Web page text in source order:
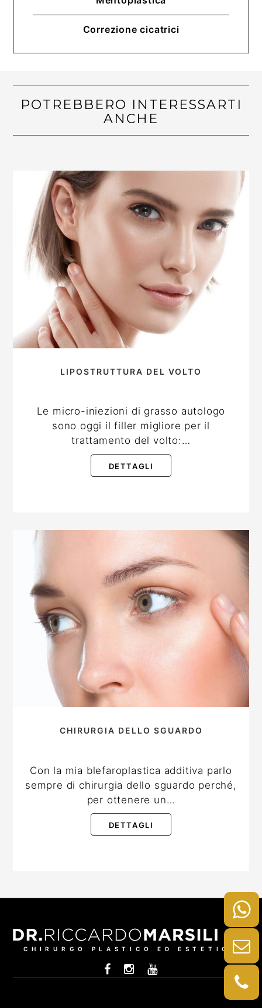
Correzione cicatrici
POTREBBERO INTERESSARTI
ANCHE
LIPOSTRUTTURA DEL VOLTO
Le micro-iniezioni di grasso autologo
sono oggi il filler migliore per il
trattamento del volto:…
DETTAGLI
CHIRURGIA DELLO SGUARDO
Con la mia blefaroplastica additiva parlo
sempre di chirurgia dello sguardo perché,
per ottenere un…
DETTAGLI
CHIRURGO PLASTICO ED ESTETICO